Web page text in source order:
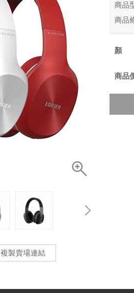
複製賣場連結
商品
商品
商品